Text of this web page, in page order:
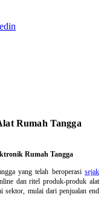
Rumah Tangga
Rumah Tangga
yang telah beroperasisejak
dan ritel produk-produk alat
sektor, mulai dari penjualan end